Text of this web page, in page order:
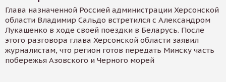
Глава назначенной Россией администрации Херсонской
области Владимир Сальдо встретился с Александром
Лукашенко в ходе своей поездки в Беларусь. После
этого разговора глава Херсонской области заявил
журналистам, что регион готов передать Минску часть
побережья Азовского и Черного морей